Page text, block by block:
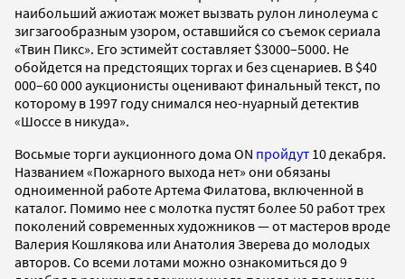
наибольший ажиотаж может вызвать рулон линолеума с
зигзагообразным узором, оставшийся со съемок сериала
«Твин Пикс». Его эстимейт составляет $3000–5000. Не
обойдется на предстоящих торгах и без сценариев. В $40
000–60 000 аукционисты оценивают финальный текст, по
которому в 1997 году снимался нео-нуарный детектив
«Шоссе в никуда».
Восьмые торги аукционного дома ON пройдут 10 декабря.
Названием «Пожарного выхода нет» они обязаны
одноименной работе Артема Филатова, включенной в
каталог. Помимо нее с молотка пустят более 50 работ трех
поколений современных художников — от мастеров вроде
Валерия Кошлякова или Анатолия Зверева до молодых
авторов. Со всеми лотами можно ознакомиться до 9